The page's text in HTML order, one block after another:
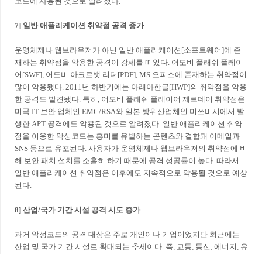
7] 일반 애플리케이션 취약점 공격 증가
운영체제나 웹브라우저가 아닌 일반 애플리케이션[소프트웨어]에 존
재하는 취약점을 악용한 공격이 강세를 띠었다. 어도비 플래쉬 플레이
어[SWF], 어도비 아크로뱃 리더[PDF], MS 오피스에 존재하는 취약점이
많이 악용됐다. 2011년 하반기에는 아래아한글[HWP]의 취약점을 악용
한 공격도 발견됐다. 특히, 어도비 플래쉬 플레이어 제로데이 취약점은
미국 IT 보안 업체인 EMC/RSA와 일본 방위산업체인 미쓰비시에서 발
생한 APT 공격에도 악용된 것으로 알려졌다. 일반 애플리케이션 취약
점을 이용한 악성코드는 흥미를 유발하는 콘텐츠와 결합돼 이메일과
SNS 등으로 유포된다. 사용자가 운영체제나 웹브라우저의 취약점에 비
해 보안 패치 설치를 소홀히 하기 때문에 공격 성공률이 높다. 따라서
일반 애플리케이션 취약점은 이후에도 지속적으로 악용될 것으로 예상
된다.
8] 산업/국가 기간 시설 공격 시도 증가
과거 악성코드의 공격 대상은 주로 개인이나 기업이었지만 최근에는
산업 및 국가 기간 시설로 확대되는 추세이다. 즉, 교통, 통신, 에너지, 유